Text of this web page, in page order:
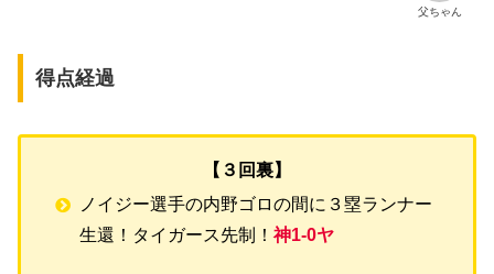
父ちゃん
得点経過
【３回裏】
ノイジー選手の内野ゴロの間に３塁ランナー
生還！タイガース先制！神1-0ヤ